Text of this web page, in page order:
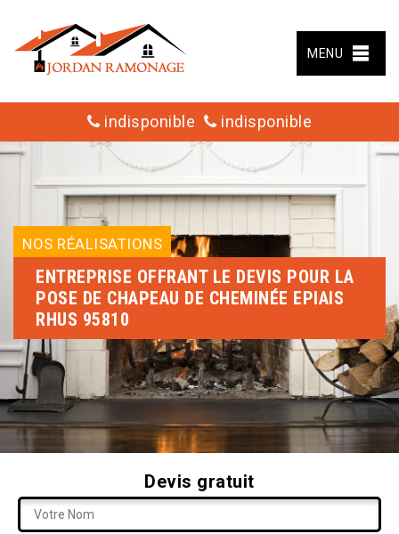
MENU
indisponible indisponible
NOS RÉALISATIONS
ENTREPRISE OFFRANT LE DEVIS POUR LA
POSE DE CHAPEAU DE CHEMINÉE EPIAIS
RHUS 95810
Devis gratuit